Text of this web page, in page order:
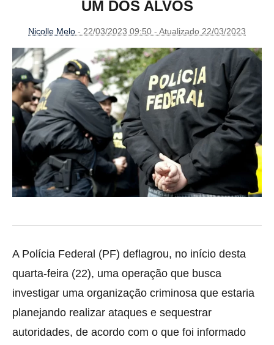
UM DOS ALVOS
Nicolle Melo - 22/03/2023 09:50 - Atualizado 22/03/2023
A Polícia Federal (PF) deflagrou, no início desta
quarta-feira (22), uma operação que busca
investigar uma organização criminosa que estaria
planejando realizar ataques e sequestrar
autoridades, de acordo com o que foi informado